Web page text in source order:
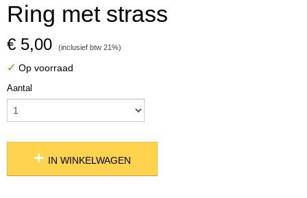
Ring met strass
€ 5,00 (inclusief btw 21%)
✓ Op voorraad
Aantal
IN WINKELWAGEN